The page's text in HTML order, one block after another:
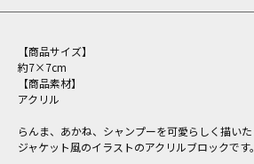
【商品サイズ】
約7×7cm
【商品素材】
アクリル
らんま、あかね、シャンプーを可愛らしく描いた
ジャケット風のイラストのアクリルブロックです。